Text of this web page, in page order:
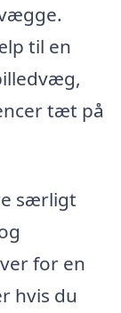
til en
tæt på
særligt
for en
hvis du